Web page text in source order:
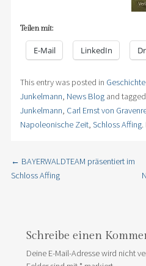
Teilen mit:
E-Mail LinkedIn
This entry was posted in
Junkelmann, News Blogand tagged
Junkelmann, Carl Ernst von
Napoleonische Zeit, Schloss Affing.
Post navigation
← BAYERWALDTEAM präsentiert im
Schloss Affing
Schreibe einen
Deine E-Mail-Adresse wird nicht